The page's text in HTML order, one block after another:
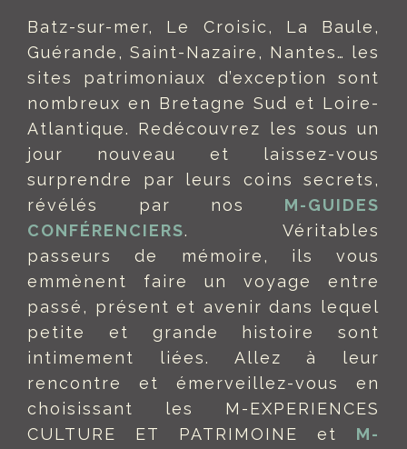
Batz-sur-mer, Le Croisic, La Baule,
Guérande, Saint-Nazaire, Nantes… les
sites patrimoniaux d’exception sont
nombreux en Bretagne Sud et Loire-
Atlantique. Redécouvrez les sous un
jour nouveau et laissez-vous
surprendre par leurs coins secrets,
révélés par nos
M-GUIDES
CONFÉRENCIERS. Véritables
passeurs de mémoire, ils vous
emmènent faire un voyage entre
passé, présent et avenir dans lequel
petite et grande histoire sont
intimement liées. Allez à leur
rencontre et émerveillez-vous en
choisissant les M-EXPERIENCES
CULTURE ET PATRIMOINE et M-